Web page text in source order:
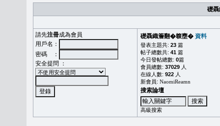
礎
請先注冊成為會員
用戶名：
密碼 ：
安全提問 ：
礎聶織簷翻�䪖壅� 資料
發表主題共: 23 篇
帖子總數共: 41 篇
今日發帖總數: 0篇
會員總數: 37029 人
在線人數: 922 人
新會員: NaomiReamn
搜索論壇
高級搜索